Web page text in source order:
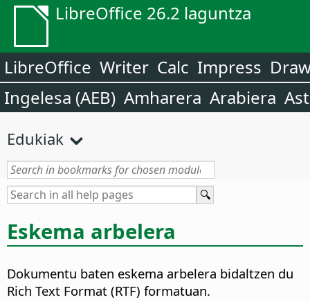
LibreOffice 26.2 laguntza
LibreOffice Writer Calc Impress
Ingelesa (AEB) Amharera Arabiera
Edukiak
Eskema arbelera
Dokumentu baten eskema arbelera bidaltzen du
Rich Text Format (RTF) formatuan.